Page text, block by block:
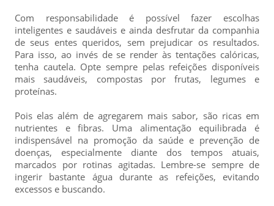
Com responsabilidade é possível fazer escolhas
inteligentes e saudáveis e ainda desfrutar da companhia
de seus entes queridos, sem prejudicar os resultados.
Para isso, ao invés de se render às tentações calóricas,
tenha cautela. Opte sempre pelas refeições disponíveis
mais saudáveis, compostas por frutas, legumes e
proteínas.
Pois elas além de agregarem mais sabor, são ricas em
nutrientes e fibras. Uma alimentação equilibrada é
indispensável na promoção da saúde e prevenção de
doenças, especialmente diante dos tempos atuais,
marcados por rotinas agitadas. Lembre-se sempre de
ingerir bastante água durante as refeições, evitando
excessos e buscando.